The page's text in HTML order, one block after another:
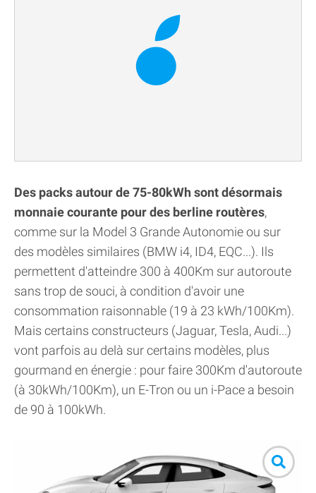
Des packs autour de 75-80kWh sont désormais
monnaie courante pour des berline routères,
comme sur la Model 3 Grande Autonomie ou sur
des modèles similaires (BMW i4, ID4, EQC...). Ils
permettent d'atteindre 300 à 400Km sur autoroute
sans trop de souci, à condition d'avoir une
consommation raisonnable (19 à 23 kWh/100Km).
Mais certains constructeurs (Jaguar, Tesla, Audi...)
vont parfois au delà sur certains modèles, plus
gourmand en énergie : pour faire 300Km d'autoroute
(à 30kWh/100Km), un E-Tron ou un i-Pace a besoin
de 90 à 100kWh.